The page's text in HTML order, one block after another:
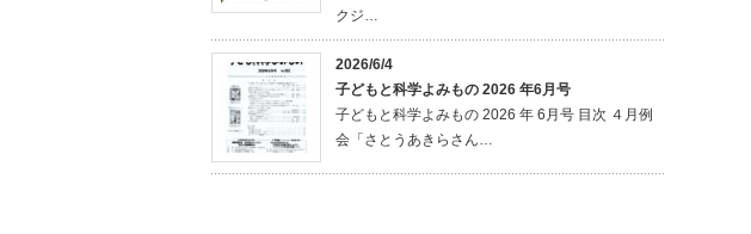
クジ…
2026/6/4
子どもと科学よみもの 2026 年6月号
子どもと科学よみもの 2026 年 6月号 目次 ４月例
会「さとうあきらさん…